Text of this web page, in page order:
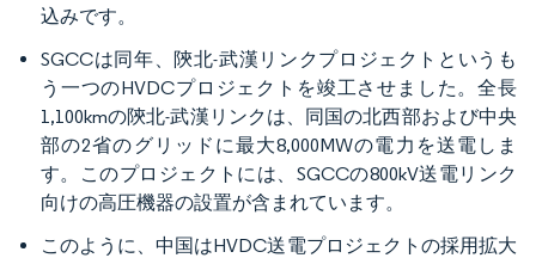
込みです。
SGCCは同年、陝北-武漢リンクプロジェクトというも
う一つのHVDCプロジェクトを竣工させました。全長
1,100kmの陝北-武漢リンクは、同国の北西部および中央
部の2省のグリッドに最大8,000MWの電力を送電しま
す。このプロジェクトには、SGCCの800kV送電リンク
向けの高圧機器の設置が含まれています。
このように、中国はHVDC送電プロジェクトの採用拡大